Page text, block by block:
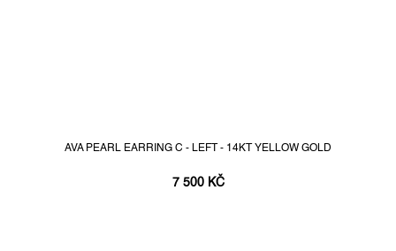
AVA PEARL EARRING C - LEFT - 14KT YELLOW GOLD
7 500 KČ